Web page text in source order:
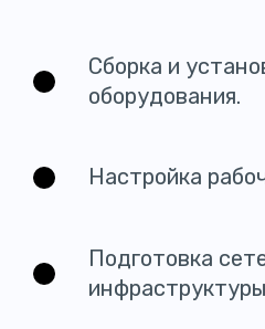
Сборка и
оборудования.
Настройка
Подготовка